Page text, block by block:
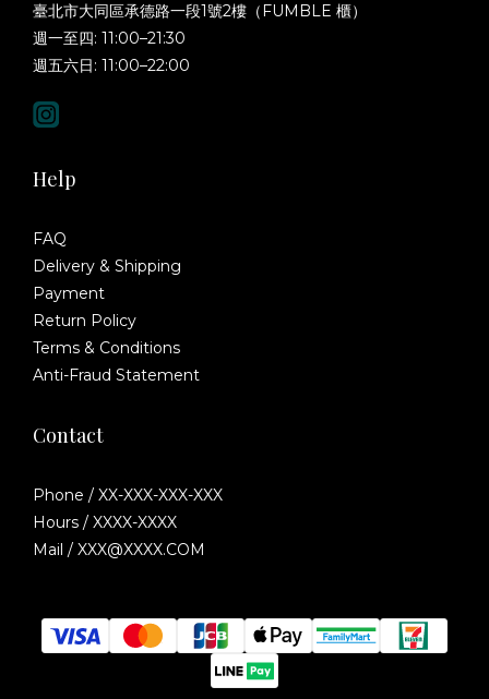
臺北市大同區承德路一段1號2樓（FUMBLE 櫃）
週一至四: 11:00–21:30
週五六日: 11:00–22:00
Help
FAQ
Delivery & Shipping
Payment
Return Policy
Terms & Conditions
Anti-Fraud Statement
Contact
Phone / XX-XXX-XXX-XXX
Hours / XXXX-XXXX
Mail / XXX@XXXX.COM